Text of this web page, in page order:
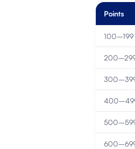
Points
100–199